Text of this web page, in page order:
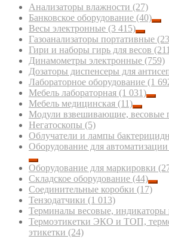
Анализаторы влажности (27)
Банковское оборудование (40)
Весы электронные (3 415)
Газоанализаторы портативные
Гири и наборы гирь для весов
Динамометры электронные (759)
Дозаторы диспенсеры для
Лабораторное оборудование (1
Мебель лабораторная (1 031)
Мебель медицинская (11)
Модули взвешивающие, весовые
Негатоскопы (5)
Облучатели и лампы
Оборудование для
Оборудование для маркировки
Складское оборудование (44)
Соединительные коробки (17)
Тензодатчики (1 013)
Терминалы весовые, индикаторы
Термоэтикетки ЭКО и ТОП,
этикетки (24)